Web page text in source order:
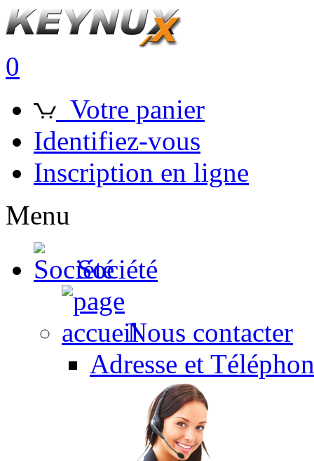
0
Votre panier
Identifiez-vous
Inscription en ligne
Menu
Société
Nous contacter
Adresse et